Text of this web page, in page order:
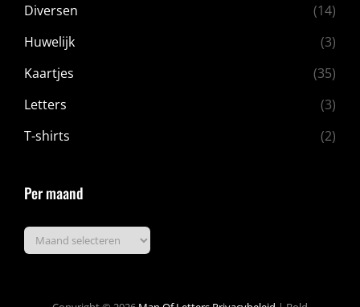
Diversen
(14)
Huwelijk
(3)
Kaartjes
(35)
Letters
(3)
T-shirts
(2)
Per maand
Per
maand